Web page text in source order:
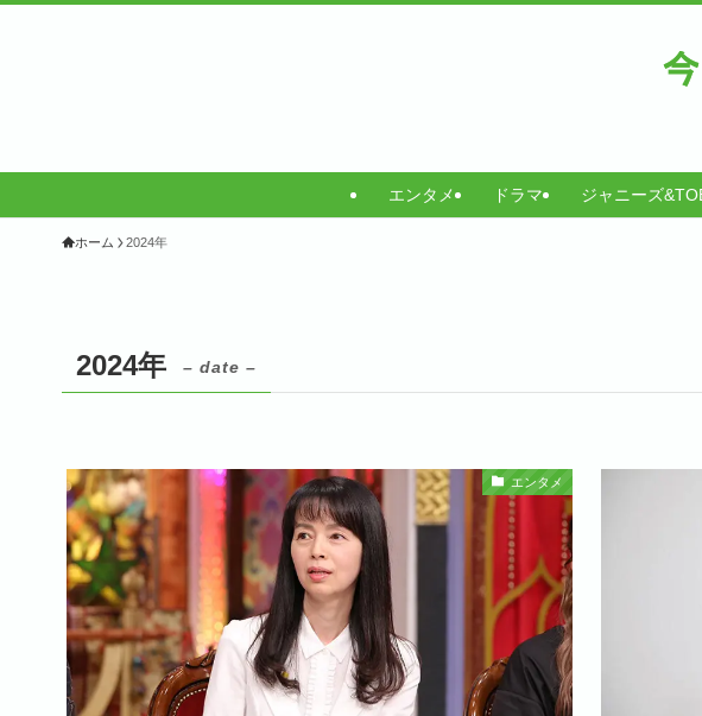
エンタメ ドラマ ジャニーズ
ホーム 2024年
2024年 – date –
エンタメ